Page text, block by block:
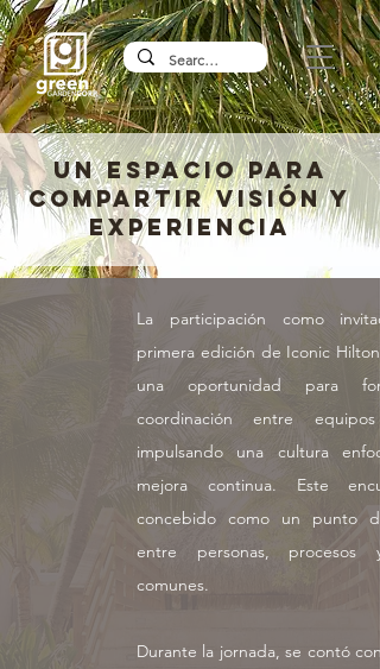
UN ESPACIO PARA
COMPARTIR VISIÓN Y
EXPERIENCIA
La participación como
primera edición de Iconic Hilton
una oportunidad para
coordinación entre
impulsando una cultura
mejora continua. Este
concebido como un punto
entre personas, procesos
comunes.
Durante la jornada, se contó con